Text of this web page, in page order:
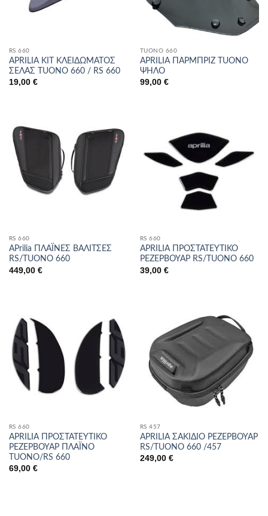
RS 660
APRILIA ΚΙΤ ΚΛΕΙΔΩΜΑΤΟΣ
ΣΕΛΑΣ TUONO 660 / RS 660
19,00 €
TUONO 660
APRILIA ΠΑΡΜΠΡΙΖ TUONO
ΨΗΛΟ
99,00 €
RS 660
APrilia ΠΛΑΪΝΕΣ ΒΑΛΙΤΣΕΣ
RS/TUONO 660
449,00 €
RS 660
APRILIA ΠΡΟΣΤΑΤΕΥΤΙΚΟ
ΡΕΖΕΡΒΟΥΑΡ RS/TUONO 660
39,00 €
RS 660
APRILIA ΠΡΟΣΤΑΤΕΥΤΙΚΟ
ΡΕΖΕΡΒΟΥΑΡ ΠΛΑΪΝΟ
TUONO/RS 660
69,00 €
RS 457
APRILIA ΣΑΚΙΔΙΟ ΡΕΖΕΡΒΟΥΑΡ
RS/TUONO 660 /457
249,00 €